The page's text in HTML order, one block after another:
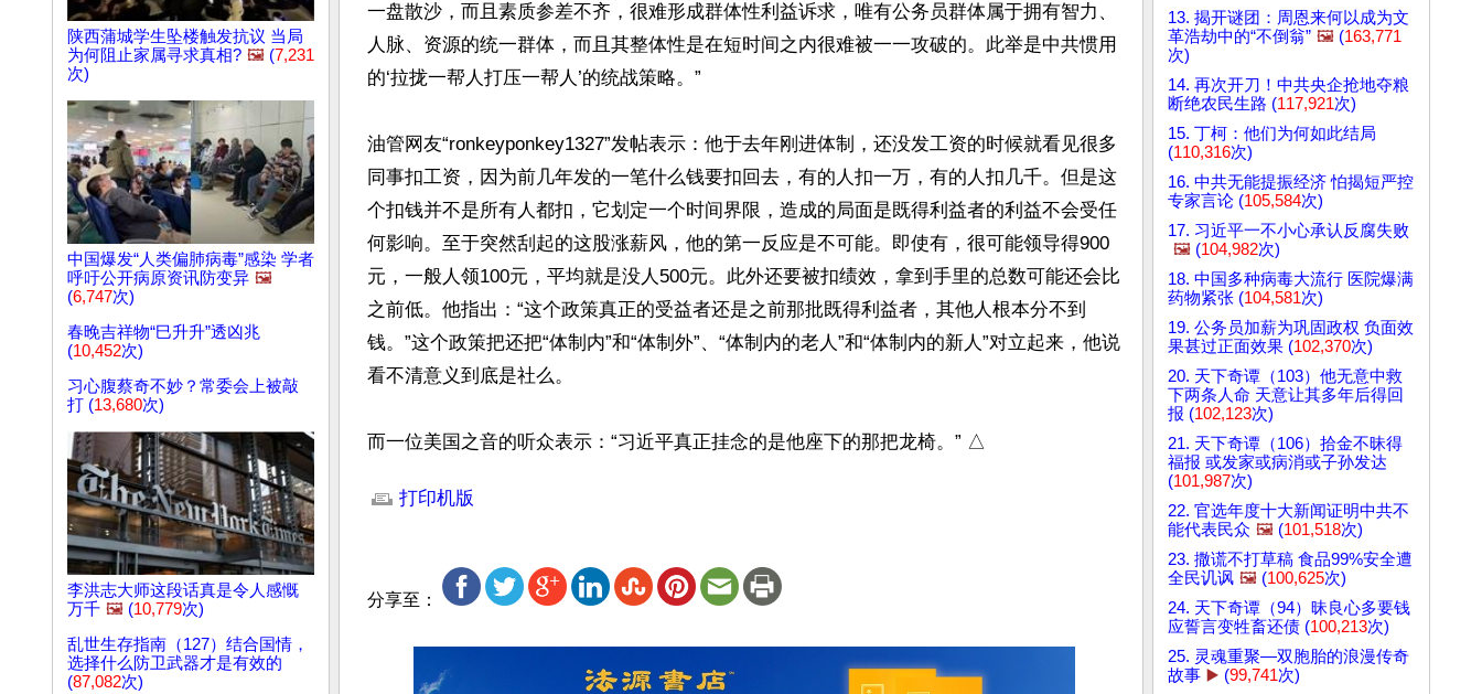
陕西蒲城学生坠楼触发抗议 当局
为何阻止家属寻求真相? 🖼️ (7,231
次)
中国爆发“人类偏肺病毒”感染 学者
呼吁公开病原资讯防变异 🖼️
(6,747次)
春晚吉祥物“巳升升”透凶兆
(10,452次)
习心腹蔡奇不妙？常委会上被敲
打 (13,680次)
李洪志大师这段话真是令人感慨
万千 🖼️ (10,779次)
乱世生存指南（127）结合国情，
选择什么防卫武器才是有效的
(87,082次)
一盘散沙，而且素质参差不齐，很难形成群体性利益诉求，唯有公务员群体属于拥有智力、
人脉、资源的统一群体，而且其整体性是在短时间之内很难被一一攻破的。此举是中共惯用
的‘拉拢一帮人打压一帮人’的统战策略。”
油管网友“ronkeyponkey1327”发帖表示：他于去年刚进体制，还没发工资的时候就看见很多
同事扣工资，因为前几年发的一笔什么钱要扣回去，有的人扣一万，有的人扣几千。但是这
个扣钱并不是所有人都扣，它划定一个时间界限，造成的局面是既得利益者的利益不会受任
何影响。至于突然刮起的这股涨薪风，他的第一反应是不可能。即使有，很可能领导得900
元，一般人领100元，平均就是没人500元。此外还要被扣绩效，拿到手里的总数可能还会比
之前低。他指出：“这个政策真正的受益者还是之前那批既得利益者，其他人根本分不到
钱。”这个政策把还把“体制内”和“体制外”、“体制内的老人”和“体制内的新人”对立起来，他说
看不清意义到底是社么。
而一位美国之音的听众表示：“习近平真正挂念的是他座下的那把龙椅。” △
打印机版
分享至：
13. 揭开谜团：周恩来何以成为文
革浩劫中的“不倒翁” 🖼️ (163,771
次)
14. 再次开刀！中共央企抢地夺粮
断绝农民生路 (117,921次)
15. 丁柯：他们为何如此结局
(110,316次)
16. 中共无能提振经济 怕揭短严控
专家言论 (105,584次)
17. 习近平一不小心承认反腐失败
🖼️ (104,982次)
18. 中国多种病毒大流行 医院爆满
药物紧张 (104,581次)
19. 公务员加薪为巩固政权 负面效
果甚过正面效果 (102,370次)
20. 天下奇谭（103）他无意中救
下两条人命 天意让其多年后得回
报 (102,123次)
21. 天下奇谭（106）拾金不昧得
福报 或发家或病消或子孙发达
(101,987次)
22. 官选年度十大新闻证明中共不
能代表民众 🖼️ (101,518次)
23. 撒谎不打草稿 食品99%安全遭
全民讥讽 🖼️ (100,625次)
24. 天下奇谭（94）昧良心多要钱
应誓言变牲畜还债 (100,213次)
25. 灵魂重聚—双胞胎的浪漫传奇
故事 ▶️ (99,741次)